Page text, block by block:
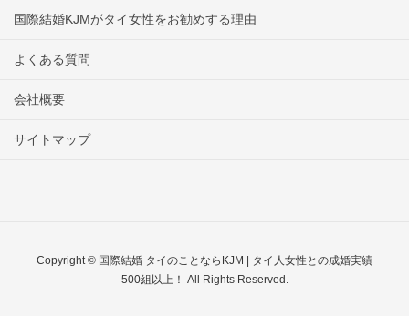
国際結婚KJMがタイ女性をお勧めする理由
よくある質問
会社概要
サイトマップ
Copyright © 国際結婚 タイのことならKJM | タイ人女性との成婚実績
500組以上！ All Rights Reserved.